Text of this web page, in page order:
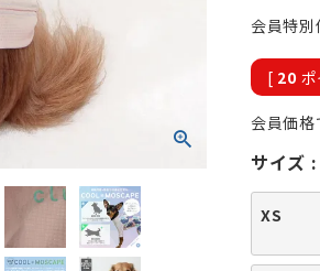
会員特別
[ 20
会員価格
サイズ
XS